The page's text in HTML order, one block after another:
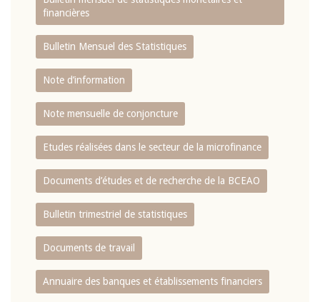
financières
Bulletin Mensuel des Statistiques
Note d’information
Note mensuelle de conjoncture
Etudes réalisées dans le secteur de la microfinance
Documents d’études et de recherche de la BCEAO
Bulletin trimestriel de statistiques
Documents de travail
Annuaire des banques et établissements financiers